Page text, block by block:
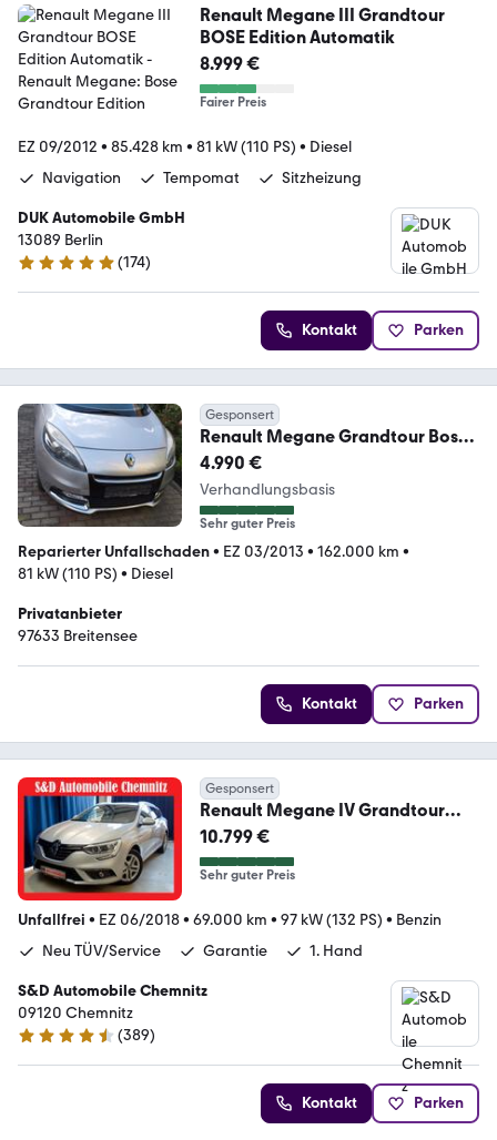
Renault Megane III Grandtour
BOSE Edition Automatik
8.999 €
Fairer Preis
EZ 09/2012 • 85.428 km • 81 kW (110 PS) • Diesel
Navigation
Tempomat Sitzheizung
DUK Automobile GmbH
13089 Berlin
4.9 Sterne
(174)
Kontakt Parken
Gesponsert
Renault Megane Grandtour Bose
Edition dCi 110 EDC Bo...
4.990 €
Verhandlungsbasis
Sehr guter Preis
Reparierter Unfallschaden• EZ 03/2013 • 162.000 km •
81 kW (110 PS) • Diesel
Privatanbieter
97633 Breitensee
Kontakt Parken
Gesponsert
Renault Megane IV Grandtour
BOSE-Edition
10.799 €
Sehr guter Preis
Unfallfrei • EZ 06/2018• 69.000 km • 97 kW (132 PS) • Benzin
Neu TÜV/Service
Garantie 1. Hand
S&D Automobile Chemnitz
09120 Chemnitz
4.7 Sterne
(389)
Kontakt Parken